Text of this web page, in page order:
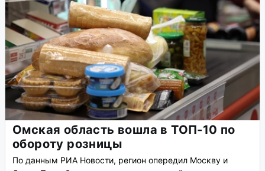
Омская область вошла в ТОП-10 по
обороту розницы
По данным РИА Новости, регион опередил Москву и